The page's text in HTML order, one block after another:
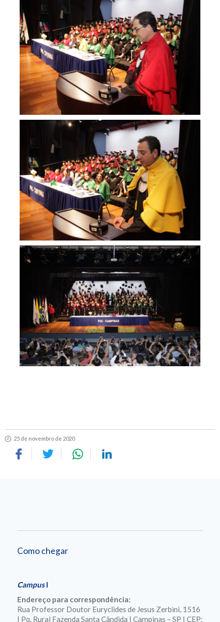
25 de novembro de 2020
Como chegar
CampusI
Endereço para correspondência:
Rua Professor Doutor Euryclides de Jesus Zerbini, 1516
| Pq. Rural Fazenda Santa Cândida | Campinas – SP | CEP: